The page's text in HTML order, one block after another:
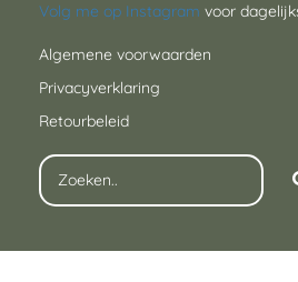
Volg me op Instagram voor
Algemene voorwaarden
Privacyverklaring
Retourbeleid